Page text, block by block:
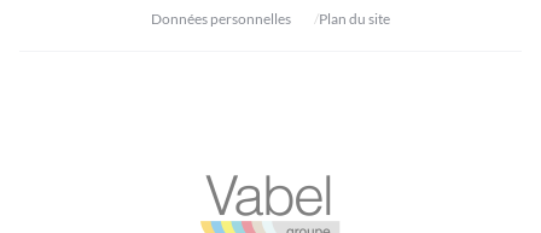
Données personnelles
Plan du site